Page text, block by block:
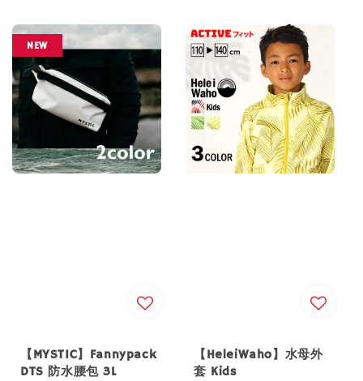
NEW
【MYSTIC】Fannypack
DTS 防水腰包 3L
【HeleiWaho】水母外
套 Kids